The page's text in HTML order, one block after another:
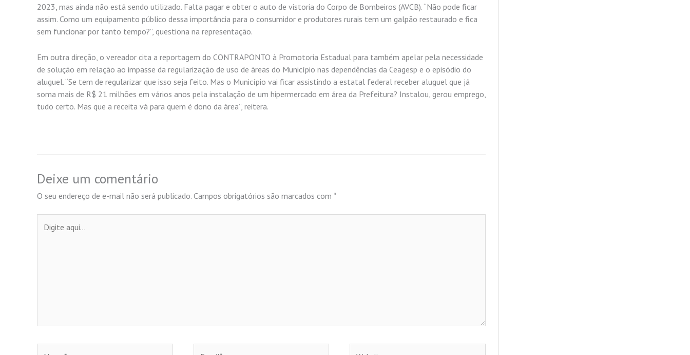
2023, mas ainda não está sendo utilizado. Falta pagar e obter o auto de vistoria do Corpo de Bombeiros (AVCB). “Não pode ficar
assim. Como um equipamento público dessa importância para o consumidor e produtores rurais tem um galpão restaurado e fica
sem funcionar por tanto tempo?”, questiona na representação.
Em outra direção, o vereador cita a reportagem do CONTRAPONTO à Promotoria Estadual para também apelar pela necessidade
de solução em relação ao impasse da regularização de uso de áreas do Município nas dependências da Ceagesp e o episódio do
aluguel. “Se tem de regularizar que isso seja feito. Mas o Município vai ficar assistindo a estatal federal receber aluguel que já
soma mais de R$ 21 milhões em vários anos pela instalação de um hipermercado em área da Prefeitura? Instalou, gerou emprego,
tudo certo. Mas que a receita vá para quem é dono da área”, reitera.
Deixe um comentário
O seu endereço de e-mail não será publicado. Campos obrigatórios são marcados com *
aqui...